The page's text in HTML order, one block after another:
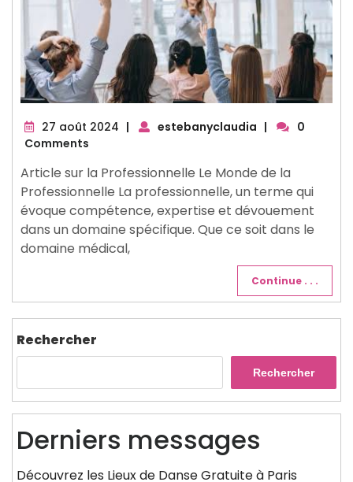
27 août 2024 27
| estebanyclaudia |
0
Comments
Article sur la Professionnelle Le Monde de la
Professionnelle La professionnelle, un terme qui
évoque compétence, expertise et dévouement
dans un domaine spécifique. Que ce soit dans le
domaine médical,
Continue . . .
Rechercher
Rechercher
Derniers messages
Découvrez les Lieux de Danse Gratuite à Paris